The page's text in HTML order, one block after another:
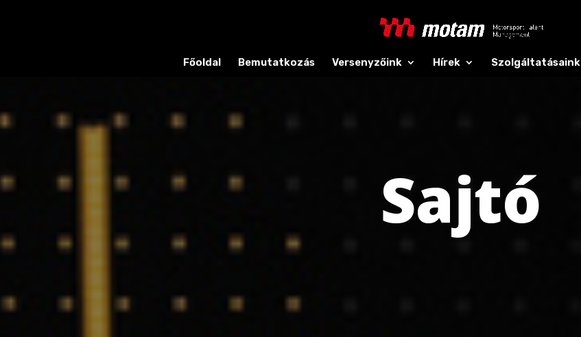
Főoldal Bemutatkozás Versenyzőink Hírek Szolgáltatásaink
Sajtó